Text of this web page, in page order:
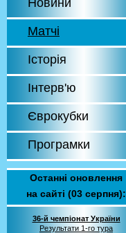
Новини
Матчі
Історія
Інтерв'ю
Єврокубки
Програмки
Останні оновлення
на сайті (03 серпня):
36-й чемпіонат України
Результати 1-го тура